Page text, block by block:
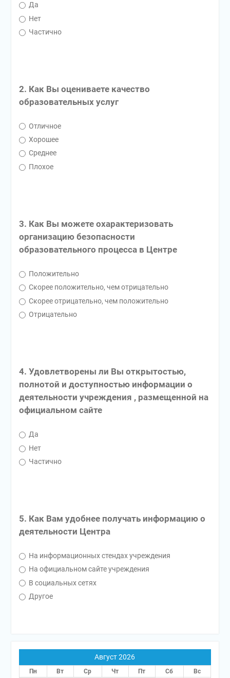
Да
Нет
Частично
2. Как Вы оцениваете качество
образовательных услуг
Отличное
Хорошее
Среднее
Плохое
3. Как Вы можете охарактеризовать
организацию безопасности
образовательного процесса в Центре
Положительно
Скорее положительно, чем отрицательно
Скорее отрицательно, чем положительно
Отрицательно
4. Удовлетворены ли Вы открытостью,
полнотой и доступностью информации о
деятельности учреждения , размещенной на
официальном сайте
Да
Нет
Частично
5. Как Вам удобнее получать информацию о
деятельности Центра
На информационных стендах учреждения
На официальном сайте учреждения
В социальных сетях
Другое
Август 2026
Пн Вт Ср Чт Пт Сб
Вс